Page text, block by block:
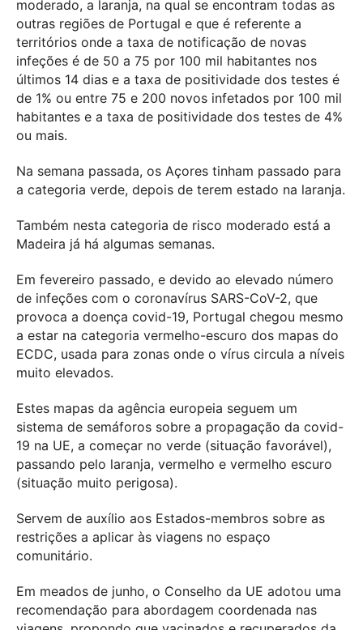
moderado, a laranja, na qual se encontram todas as
outras regiões de Portugal e que é referente a
territórios onde a taxa de notificação de novas
infeções é de 50 a 75 por 100 mil habitantes nos
últimos 14 dias e a taxa de positividade dos testes é
de 1% ou entre 75 e 200 novos infetados por 100 mil
habitantes e a taxa de positividade dos testes de 4%
ou mais.
Na semana passada, os Açores tinham passado para
a categoria verde, depois de terem estado na laranja.
Também nesta categoria de risco moderado está a
Madeira já há algumas semanas.
Em fevereiro passado, e devido ao elevado número
de infeções com o coronavírus SARS-CoV-2, que
provoca a doença covid-19, Portugal chegou mesmo
a estar na categoria vermelho-escuro dos mapas do
ECDC, usada para zonas onde o vírus circula a níveis
muito elevados.
Estes mapas da agência europeia seguem um
sistema de semáforos sobre a propagação da covid-
19 na UE, a começar no verde (situação favorável),
passando pelo laranja, vermelho e vermelho escuro
(situação muito perigosa).
Servem de auxílio aos Estados-membros sobre as
restrições a aplicar às viagens no espaço
comunitário.
Em meados de junho, o Conselho da UE adotou uma
recomendação para abordagem coordenada nas